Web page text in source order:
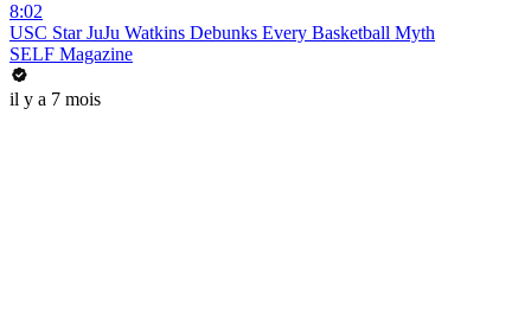
8:02
USC Star JuJu Watkins Debunks Every Basketball Myth
SELF Magazine
il y a 7 mois